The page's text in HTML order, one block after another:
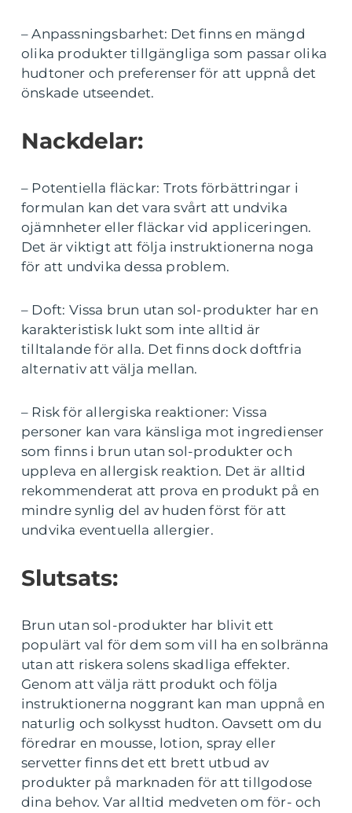
– Anpassningsbarhet: Det finns en mängd
olika produkter tillgängliga som passar olika
hudtoner och preferenser för att uppnå det
önskade utseendet.
Nackdelar:
– Potentiella fläckar: Trots förbättringar i
formulan kan det vara svårt att undvika
ojämnheter eller fläckar vid appliceringen.
Det är viktigt att följa instruktionerna noga
för att undvika dessa problem.
– Doft: Vissa brun utan sol-produkter har en
karakteristisk lukt som inte alltid är
tilltalande för alla. Det finns dock doftfria
alternativ att välja mellan.
– Risk för allergiska reaktioner: Vissa
personer kan vara känsliga mot ingredienser
som finns i brun utan sol-produkter och
uppleva en allergisk reaktion. Det är alltid
rekommenderat att prova en produkt på en
mindre synlig del av huden först för att
undvika eventuella allergier.
Slutsats:
Brun utan sol-produkter har blivit ett
populärt val för dem som vill ha en solbränna
utan att riskera solens skadliga effekter.
Genom att välja rätt produkt och följa
instruktionerna noggrant kan man uppnå en
naturlig och solkysst hudton. Oavsett om du
föredrar en mousse, lotion, spray eller
servetter finns det ett brett utbud av
produkter på marknaden för att tillgodose
dina behov. Var alltid medveten om för- och